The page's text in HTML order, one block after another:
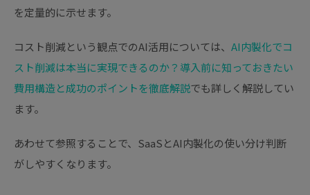
を定量的に示せます。
コスト削減という観点でのAI活用については、 AI内製化でコ
スト削減は本当に実現できるのか？導入前に知っておきたい
費用構造と成功のポイントを徹底解説でも詳しく解説してい
ます。
あわせて参照することで、SaaSとAI内製化の使い分け判断
がしやすくなります。